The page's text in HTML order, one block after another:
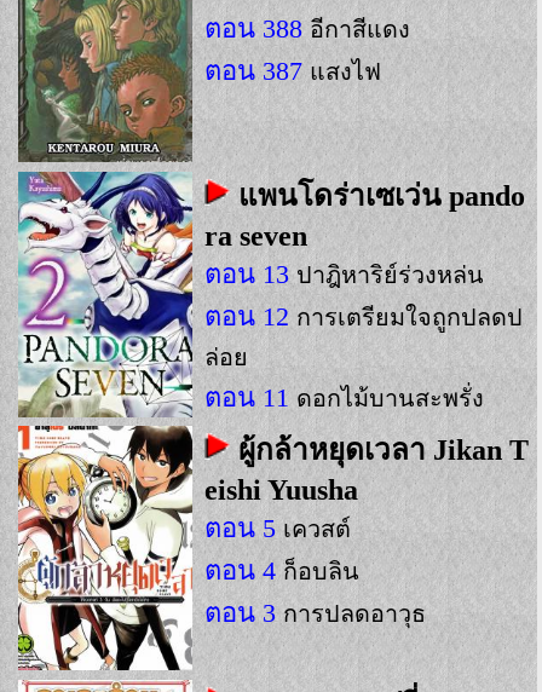
ตอน 388 อีกาสีแดง
ตอน 387 แสงไฟ
แพนโดร่าเซเว่น pando
ra seven
ตอน 13 ปาฎิหาริย์ร่วงหล่น
ตอน 12 การเตรียมใจถูกปลดป
ล่อย
ตอน 11 ดอกไม้บานสะพรั่ง
ผู้กล้าหยุดเวลา Jikan T
eishi Yuusha
ตอน 5 เควสต์
ตอน 4 ก็อบลิน
ตอน 3 การปลดอาวุธ